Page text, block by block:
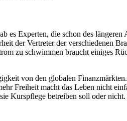
Experten, die schon des längeren
der Vertreter der verschiedenen
zu schwimmen braucht einiges
von den globalen
Freiheit macht das Leben nicht
Kurspflege betreiben soll oder